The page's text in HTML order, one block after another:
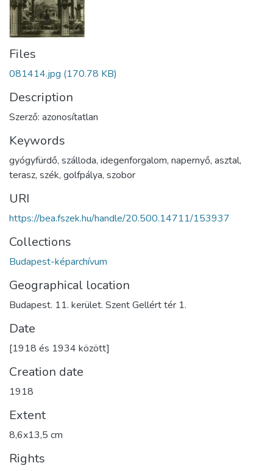
Files
081414.jpg (170.78 KB)
Description
Szerző: azonosítatlan
Keywords
gyógyfürdő, szálloda, idegenforgalom, napernyő, asztal,
terasz, szék, golfpálya, szobor
URI
https://bea.fszek.hu/handle/20.500.14711/153937
Collections
Budapest-képarchívum
Geographical location
Budapest. 11. kerület. Szent Gellért tér 1.
Date
[1918 és 1934 között]
Creation date
1918
Extent
8,6x13,5 cm
Rights